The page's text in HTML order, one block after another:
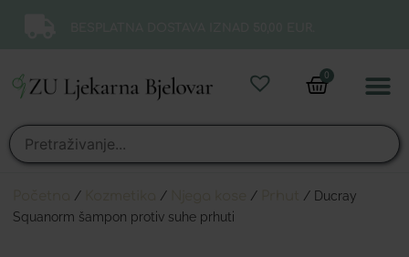
0
/ / /
/ Ducray
Squanorm šampon protiv suhe prhuti